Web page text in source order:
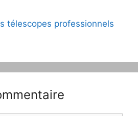
télescopes professionnels